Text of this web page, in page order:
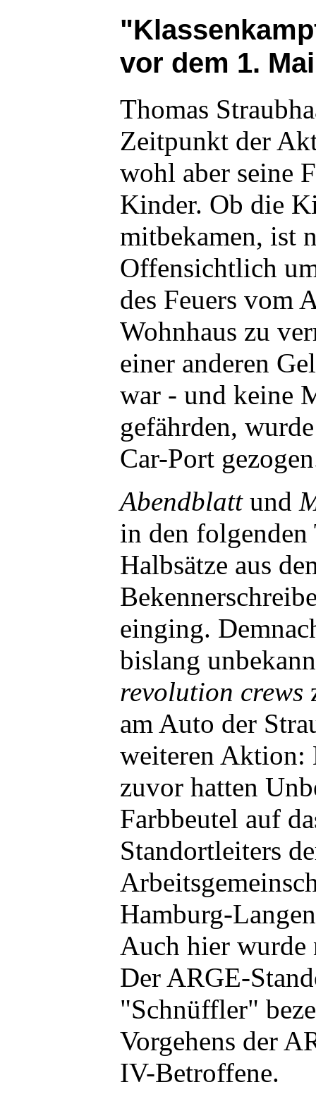
vor dem 1.
Thomas
Zeitpunkt der
wohl aber seine
Kinder. Ob die
mitbekamen, ist
Offensichtlich
des Feuers vom
Wohnhaus zu
einer anderen
war - und keine
gefährden,
Car-Port
Abendblattund
in den folgenden
Halbsätze aus
einging.
bislang
revolution crews
am Auto der
weiteren Aktion:
zuvor hatten
Farbbeutel auf
Standortleiters
Hamburg-
Auch hier wurde
Der ARGE-
"Schnüffler"
Vorgehens der
IV-Betroffene.